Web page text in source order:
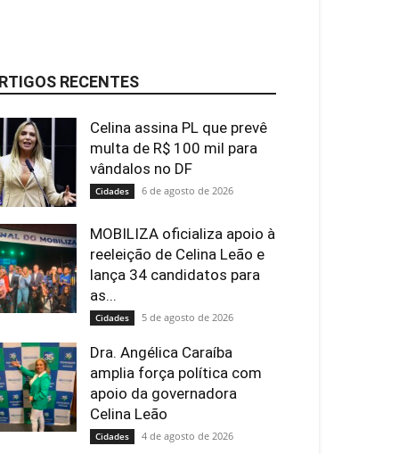
RECENTES
Celina assina PL que prevê
multa de R$ 100 mil para
vândalos no DF
Cidades 6 de agosto de 2026
MOBILIZA oficializa apoio à
reeleição de Celina Leão e
lança 34 candidatos para
as...
Cidades 5 de agosto de 2026
Dra. Angélica Caraíba
amplia força política com
apoio da governadora
Celina Leão
Cidades 4 de agosto de 2026